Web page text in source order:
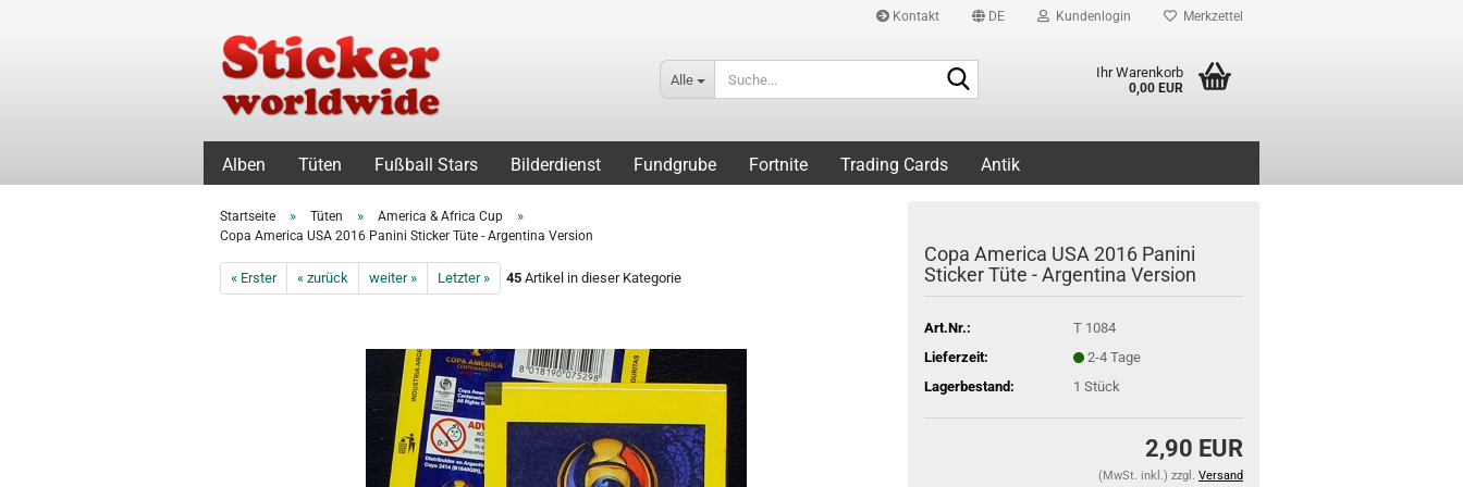
Kontakt DE Kundenlogin Merkzettel
Alle Ihr Warenkorb
0,00 EUR
Alben Tüten Fußball Stars Bilderdienst Fundgrube Fortnite Trading Cards Antik
Startseite » Tüten » America & Africa Cup »
Copa America USA 2016 Panini Sticker Tüte - Argentina Version
« Erster « zurück weiter » Letzter » 45 Artikel in dieser Kategorie
Copa America USA 2016 Panini
Sticker Tüte - Argentina Version
Art.Nr.:
T 1084
Lieferzeit:
2-4 Tage
Lagerbestand:
1 Stück
2,90 EUR
(MwSt. inkl.) zzgl. Versand